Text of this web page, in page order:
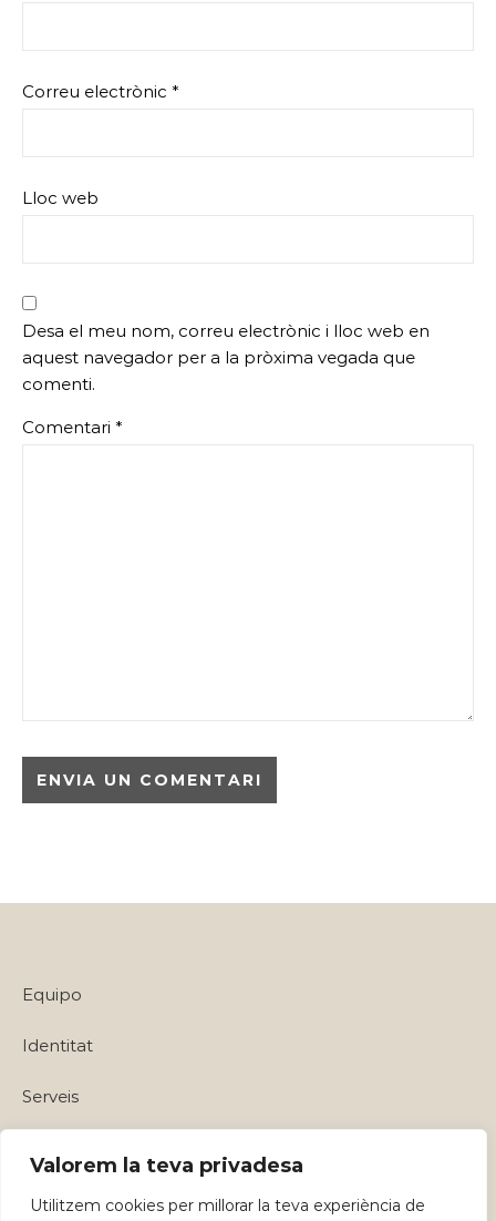
Valorem la teva privadesa
Utilitzem cookies per millorar la teva experiència de
Correu electrònic *
Lloc web
Desa el meu nom, correu electrònic i lloc web en
aquest navegador per a la pròxima vegada que
comenti.
Comentari *
Equipo
Identitat
Serveis